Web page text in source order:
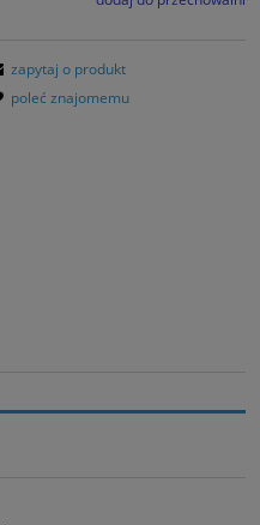
zapytaj o produkt
poleć znajomemu